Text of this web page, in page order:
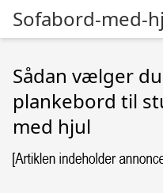
Sofabord-med-
Sådan vælger
plankebord til
med hjul